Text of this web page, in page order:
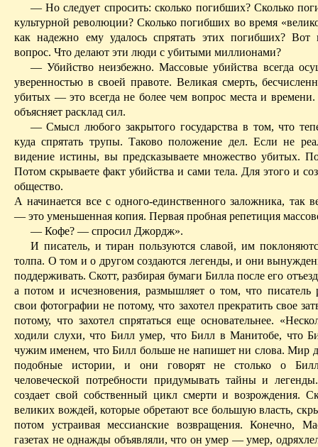
— Но следует спросить: сколько погибших? Сколько
культурной революции? Сколько погибших во время
как надежно ему удалось спрятать этих погибших?
вопрос. Что делают эти люди с убитыми миллионами?
— Убийство неизбежно. Массовые убийства всегда
уверен­ностью в своей правоте. Великая смерть,
убитых — это всегда не более чем вопрос места и
объясняет расклад сил.
— Смысл любого закрытого государства в том, что
куда спрятать трупы. Таково положение дел. Если не
видение истины, вы предсказываете множество убитых.
Потом скрываете факт убийства и сами тела. Для этого и
общество.
А начинается все с одного-единственного заложника, так
— это уменьшенная копия. Первая пробная репетиция
— Кофе? — спросил Джордж».
И писатель, и тиран пользуются славой, им
толпа. О том и о другом создаются легенды, и они
поддерживать. Скотт, разбирая бумаги Билла после его
а потом и исчезновения, размышляет о том, что писатель
свои фотографии не потому, что захотел прекратить свое
потому, что захотел спрятаться еще основательнее.
ходили слухи, что Билл умер, что Билл в Манитобе, что
чужим именем, что Билл больше не напишет ни слова. Мир
подобные истории, и они говорят не столько о
человеческой потребности придумывать тайны и
создает свой собственный цикл смерти и возрождения.
великих вождей, которые обретают все большую власть,
потом устраивая мессианские возвращения. Конечно,
газетах не однажды объявляли, что он умер — умер,